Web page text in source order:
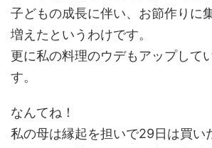
子どもの成長に伴い、お節作りに
増えたというわけです。
更に私の料理のウデもアップして
す。
なんてね！
私の母は縁起を担いで29日は買い